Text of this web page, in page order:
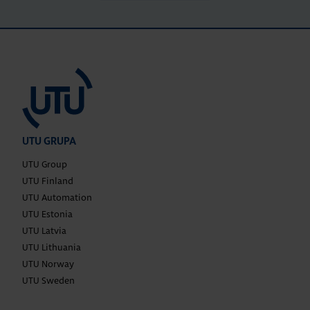
UTU GRUPA
UTU Group
UTU Finland
UTU Automation
UTU Estonia
UTU Latvia
UTU Lithuania
UTU Norway
UTU Sweden